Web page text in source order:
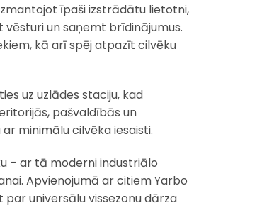
īpaši izstrādātu lietotni,
un saņemt brīdinājumus.
kā arī spēj atpazīt cilvēku
uz uzlādes staciju, kad
pašvaldībās un
minimālu cilvēka iesaisti.
– ar tā moderni industriālo
Apvienojumā ar citiem Yarbo
universālu vissezonu dārza